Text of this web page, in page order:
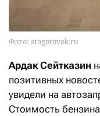
Фото: stogotovok.ru
Ардак Сейтказин
позитивных
увидели на
Стоимость